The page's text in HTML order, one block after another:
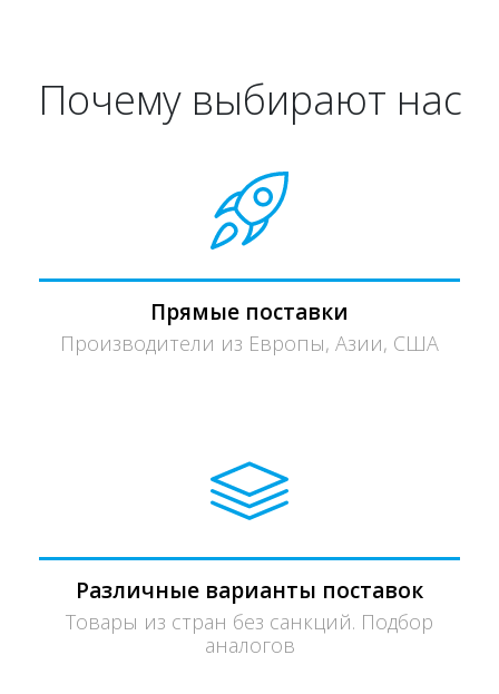
Почему выбирают нас
Прямые поставки
Производители из Европы, Азии, США
Различные варианты поставок
Товары из стран без санкций. Подбор
аналогов